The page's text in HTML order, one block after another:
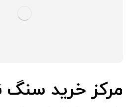
مرکز خرید سنگ